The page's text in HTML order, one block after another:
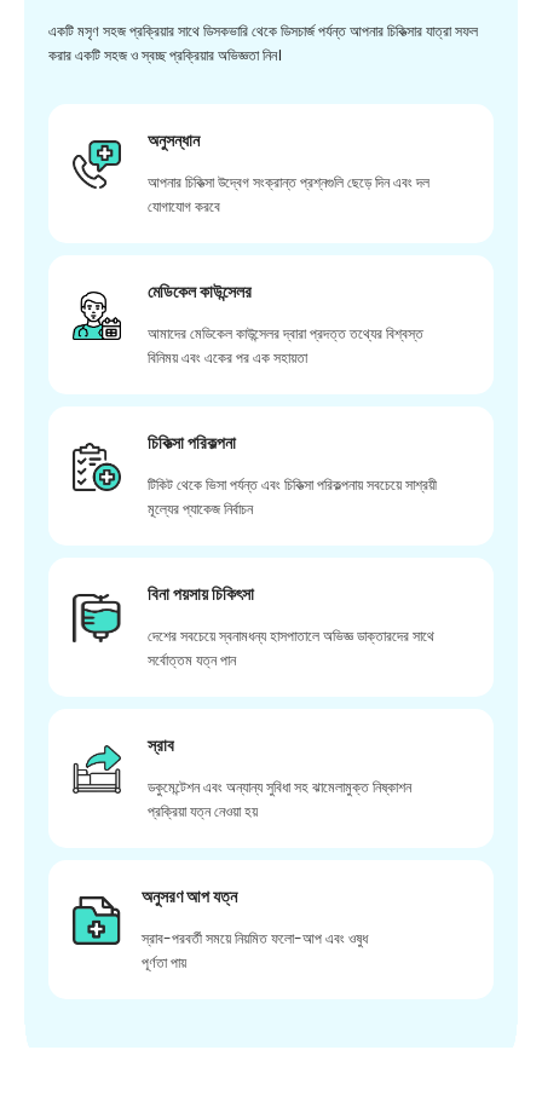
একটি মসৃণ সহজ প্রক্রিয়ার সাথে ডিসকভারি থেকে ডিসচার্জ পর্যন্ত আপনার চিকিত্সার যাত্রা সফল
করার একটি সহজ ও স্বচ্ছ প্রক্রিয়ার অভিজ্ঞতা নিন।
অনুসন্ধান
আপনার চিকিত্সা উদ্বেগ সংক্রান্ত প্রশ্নগুলি ছেড়ে দিন এবং দল
যোগাযোগ করবে
মেডিকেল কাউন্সেলর
আমাদের মেডিকেল কাউন্সেলর দ্বারা প্রদত্ত তথ্যের বিশ্বস্ত
বিনিময় এবং একের পর এক সহায়তা
চিকিত্সা পরিকল্পনা
টিকিট থেকে ভিসা পর্যন্ত এবং চিকিত্সা পরিকল্পনায় সবচেয়ে সাশ্রয়ী
মূল্যের প্যাকেজ নির্বাচন
বিনা পয়সায় চিকিৎসা
দেশের সবচেয়ে স্বনামধন্য হাসপাতালে অভিজ্ঞ ডাক্তারদের সাথে
সর্বোত্তম যত্ন পান
স্রাব
ডকুমেন্টেশন এবং অন্যান্য সুবিধা সহ ঝামেলামুক্ত নিষ্কাশন
প্রক্রিয়া যত্ন নেওয়া হয়
অনুসরণ আপ যত্ন
স্রাব-পরবর্তী সময়ে নিয়মিত ফলো-আপ এবং ওষুধ
পূর্ণতা পায়